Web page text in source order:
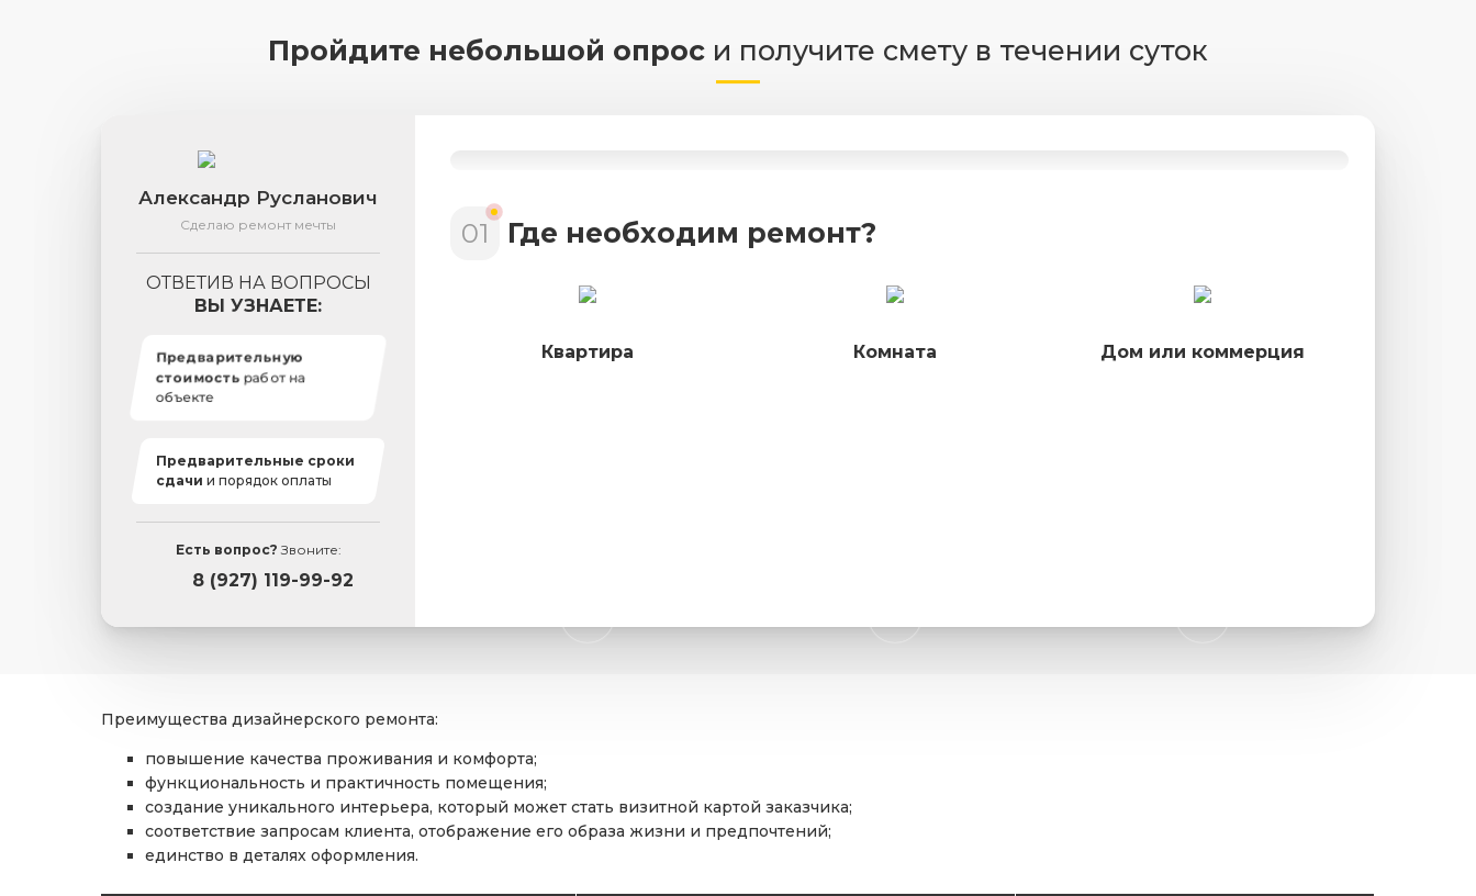
Пройдите небольшой опрос и получите смету в течении суток
Александр Русланович
Сделаю ремонт мечты
ОТВЕТИВ НА ВОПРОСЫ
ВЫ УЗНАЕТЕ:
Предварительную
стоимость работ на
объекте
Предварительные сроки
сдачи и порядок оплаты
Есть вопрос? Звоните:
8 (927) 119-99-92
01 Где необходим ремонт?
Квартира Комната Дом или коммерция
Преимущества дизайнерского ремонта:
повышение качества проживания и комфорта;
функциональность и практичность помещения;
создание уникального интерьера, который может стать визитной картой заказчика;
соответствие запросам клиента, отображение его образа жизни и предпочтений;
единство в деталях оформления.